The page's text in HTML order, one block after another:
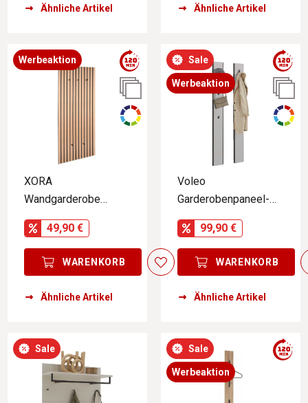
Ähnliche Artikel Ähnliche Artikel
Werbeaktion
XORA
Wandgarderobe
GRACE
49,90 €
WARENKORB
Ähnliche Artikel
Sale
Werbeaktion
Voleo
Garderobenpaneel-
Set ZAYA
99,90 €
WARENKORB
Ähnliche Artikel
Sale Sale
Werbeaktion